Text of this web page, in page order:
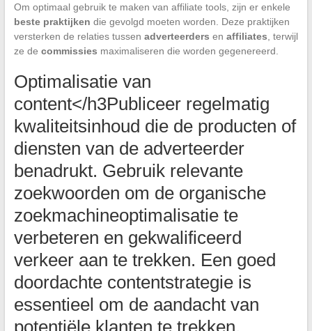
Om optimaal gebruik te maken van affiliate tools, zijn er enkele
beste praktijken die gevolgd moeten worden. Deze praktijken
versterken de relaties tussen adverteerders en affiliates , terwijl
ze de commissies maximaliseren die worden gegenereerd.
Optimalisatie van
content</h3Publiceer regelmatig
kwaliteitsinhoud die de producten of
diensten van de adverteerder
benadrukt. Gebruik relevante
zoekwoorden om de organische
zoekmachineoptimalisatie te
verbeteren en gekwalificeerd
verkeer aan te trekken. Een goed
doordachte contentstrategie is
essentieel om de aandacht van